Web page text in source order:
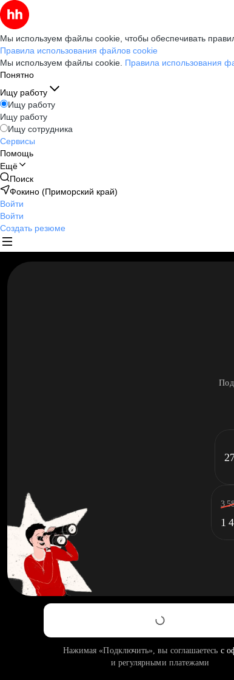
Мы используем файлы cookie, чтобы обеспечивать
Правила использования файлов cookie
Мы используем файлы cookie. Правила использования
Понятно
Ищу работу
Ищу работу
Ищу работу
Ищу сотрудника
Сервисы
Помощь
Ещё
Поиск
Фокино (Приморский край)
Войти
Войти
Создать резюме
3
1
Нажимая «Подключить», вы соглашаетесь с
и регулярными платежами